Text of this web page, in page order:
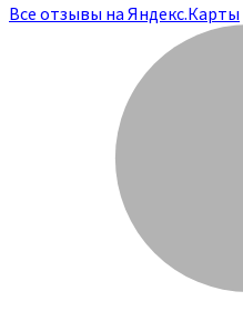
Все отзывы на Яндекс.Карты